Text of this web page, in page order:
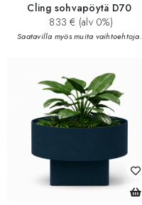
Cling sohvapöytä D70
833 € (alv 0%)
Saatavilla myös muita vaihtoehtoja.